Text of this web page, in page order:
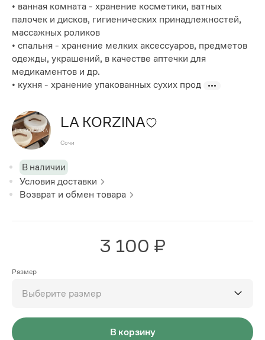
• ванная комната - хранение косметики, ватных
палочек и дисков, гигиенических принадлежностей,
массажных роликов
• спальня - хранение мелких аксессуаров, предметов
одежды, украшений, в качестве аптечки для
медикаментов и др.
• кухня - хранение упакованных сухих прод
LA KORZINA
Сочи
В наличии
Условия доставки
Возврат и обмен товара
3 100 ₽
Размер
Выберите размер
В корзину